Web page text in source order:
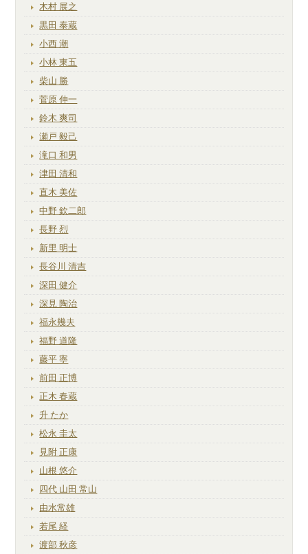
木村 展之
黒田 泰蔵
小西 潮
小林 東五
柴山 勝
菅原 伸一
鈴木 爽司
瀬戸 毅己
滝口 和男
津田 清和
直木 美佐
中野 欽二郎
長野 烈
新里 明士
長谷川 清吉
深田 健介
深見 陶治
福永幾夫
福野 道隆
藤平 寧
前田 正博
正木 春蔵
升 たか
松永 圭太
見附 正康
山根 悠介
四代 山田 常山
由水常雄
若尾 経
渡部 秋彦